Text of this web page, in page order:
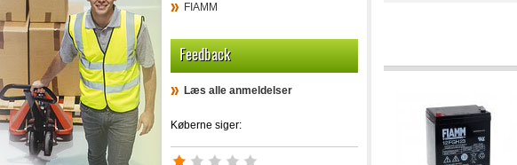
FIAMM
Feedback
Læs alle anmeldelser
Køberne siger: